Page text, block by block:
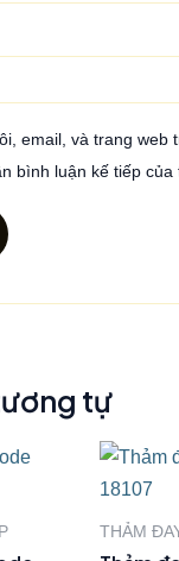
email, và trang web
bình luận kế tiếp của
tự
THẢM